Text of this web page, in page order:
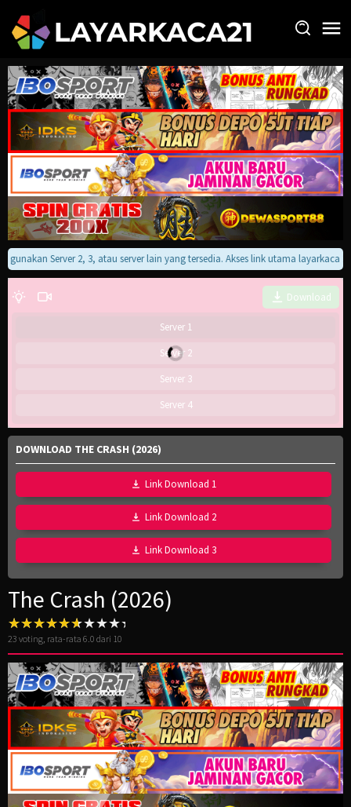
konten
Server 2, 3, atau server lain yang tersedia. Akses link utama layarkaca
Download
Server 1
Server 2
Server 3
Server 4
DOWNLOAD THE CRASH (2026)
Link Download 1
Link Download 2
Link Download 3
The Crash (2026)
23 voting, rata-rata 6.0 dari 10